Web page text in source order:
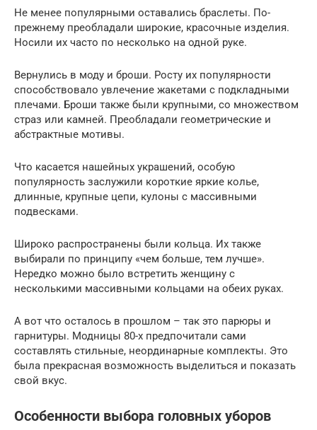
Не менее популярными оставались браслеты. По-
прежнему преобладали широкие, красочные изделия.
Носили их часто по несколько на одной руке.
Вернулись в моду и броши. Росту их популярности
способствовало увлечение жакетами с подкладными
плечами. Броши также были крупными, со множеством
страз или камней. Преобладали геометрические и
абстрактные мотивы.
Что касается нашейных украшений, особую
популярность заслужили короткие яркие колье,
длинные, крупные цепи, кулоны с массивными
подвесками.
Широко распространены были кольца. Их также
выбирали по принципу «чем больше, тем лучше».
Нередко можно было встретить женщину с
несколькими массивными кольцами на обеих руках.
А вот что осталось в прошлом – так это парюры и
гарнитуры. Модницы 80-х предпочитали сами
составлять стильные, неординарные комплекты. Это
была прекрасная возможность выделиться и показать
свой вкус.
Особенности выбора головных уборов